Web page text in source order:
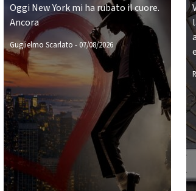
Oggi New York mi ha rubato il cuore.
Ancora
Guglielmo Scarlato -07/08/2026